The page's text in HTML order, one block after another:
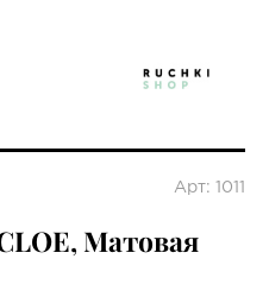
Арт: 1011
Матовая